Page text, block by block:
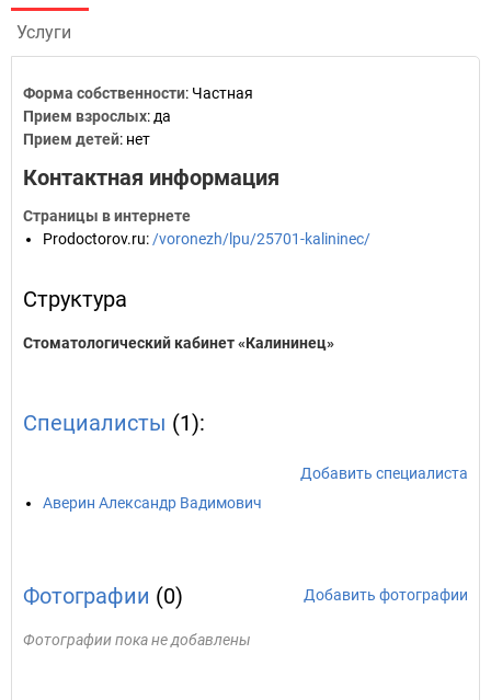
Услуги
Форма собственности: Частная
Прием взрослых: да
Прием детей: нет
Контактная информация
Страницы в интернете
Prodoctorov.ru: /voronezh/lpu/25701-kalininec/
Структура
Стоматологический кабинет «Калининец»
Специалисты (1):
Добавить специалиста
Аверин Александр Вадимович
Фотографии (0) Добавить фотографии
Фотографии пока не добавлены